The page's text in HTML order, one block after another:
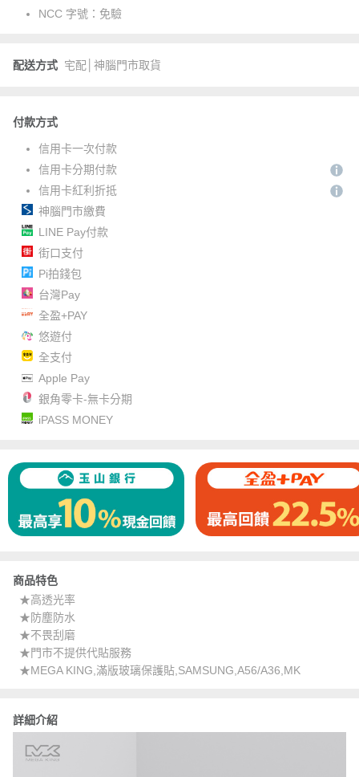
NCC 字號： 免驗
配送方式 宅配│神腦門市取貨
付款方式
信用卡一次付款
信用卡分期付款
信用卡紅利折抵
神腦門市繳費
LINE Pay付款
街口支付
Pi拍錢包
台灣Pay
全盈+PAY
悠遊付
全支付
Apple Pay
銀角零卡-無卡分期
iPASS MONEY
商品特色
★高透光率
★防塵防水
★不畏刮磨
★門市不提供代貼服務
★MEGA KING,滿版玻璃保護貼,SAMSUNG,A56/A36,MK
詳細介紹